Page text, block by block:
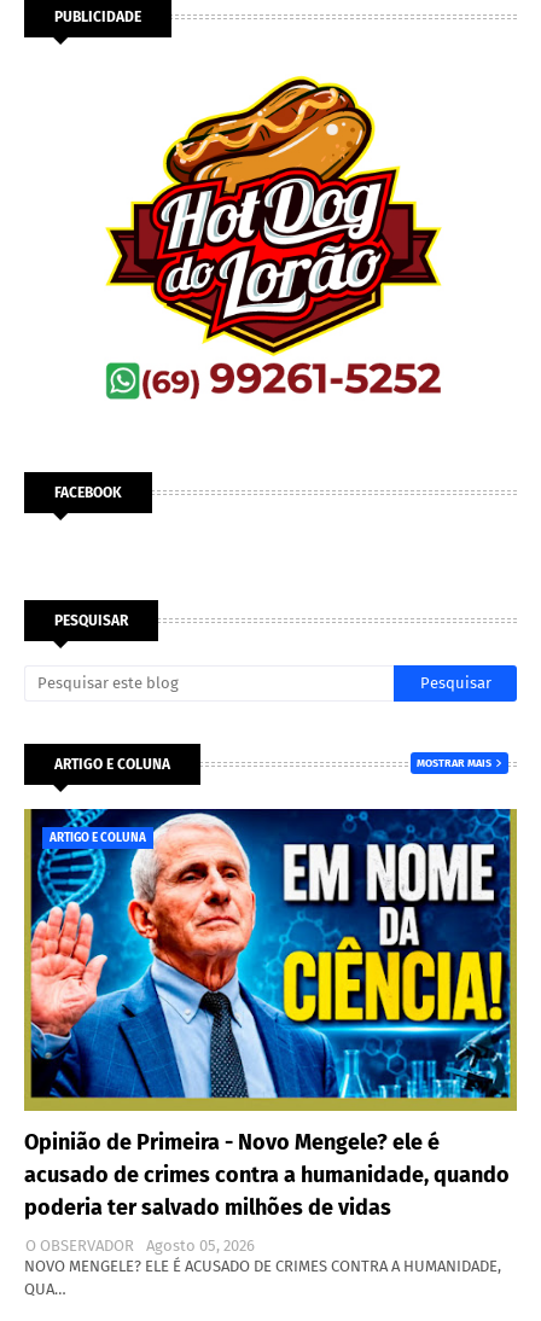
PUBLICIDADE
FACEBOOK
PESQUISAR
ARTIGO E COLUNA MOSTRAR MAIS
ARTIGO E COLUNA
Opinião de Primeira - Novo Mengele? ele é
acusado de crimes contra a humanidade, quando
poderia ter salvado milhões de vidas
O OBSERVADOR
Agosto 05, 2026
NOVO MENGELE? ELE É ACUSADO DE CRIMES CONTRA A HUMANIDADE,
QUA…